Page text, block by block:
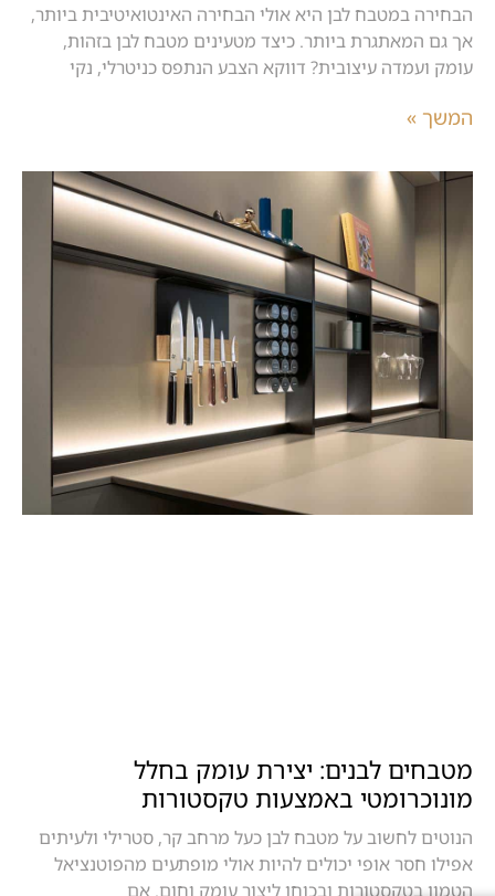
הבחירה במטבח לבן היא אולי הבחירה האינטואיטיבית ביותר,
אך גם המאתגרת ביותר. כיצד מטעינים מטבח לבן בזהות,
עומק ועמדה עיצובית? דווקא הצבע הנתפס כניטרלי, נקי
המשך »
מטבחים לבנים: יצירת עומק בחלל
מונוכרומטי באמצעות טקסטורות
הנוטים לחשוב על מטבח לבן כעל מרחב קר, סטרילי ולעיתים
אפילו חסר אופי יכולים להיות אולי מופתעים מהפוטנציאל
הטמון בטקסטורות ובכוחן ליצור עומק וחום. אם